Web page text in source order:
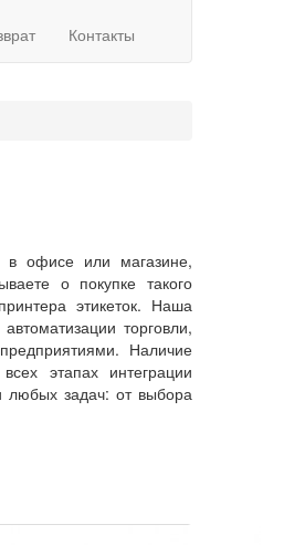
Контакты
в офисе или магазине,
о покупке такого
этикеток. Наша
торговли,
Наличие
этапах интеграции
любых задач: от выбора